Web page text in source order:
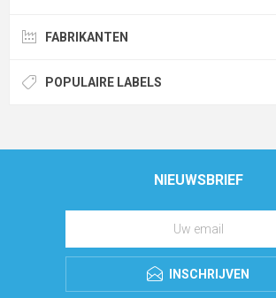
FABRIKANTEN
POPULAIRE LABELS
NIEUWSBRIEF
INSCHRIJVEN